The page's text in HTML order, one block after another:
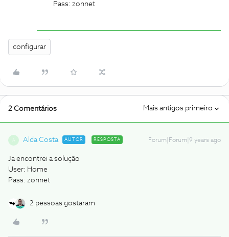
Pass: zonnet
configurar
2 Comentários Mais antigos primeiro
A Alda Costa AUTOR RESPOSTA Forum|Forum|9 years ago
Ja encontrei a solução
User: Home
Pass: zonnet
2 pessoas gostaram